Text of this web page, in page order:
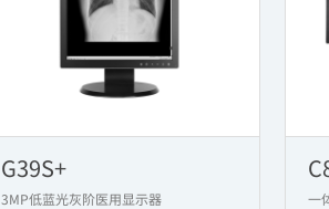
G39S+
3MP低蓝光灰阶医用显示器
一